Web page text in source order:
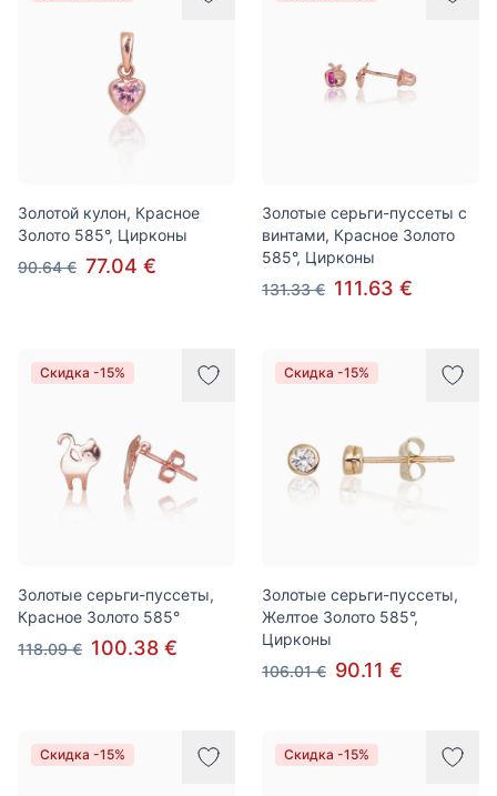
Золотой кулон, Красное
Золото 585°, Цирконы
90.64 € 77.04 €
Золотые серьги-пуссеты с
винтами, Красное Золото
585°, Цирконы
131.33 € 111.63 €
Скидка -15%
Золотые серьги-пуссеты,
Красное Золото 585°
118.09 € 100.38 €
Скидка -15%
Золотые серьги-пуссеты,
Желтое Золото 585°,
Цирконы
106.01 € 90.11 €
Скидка -15% Скидка -15%